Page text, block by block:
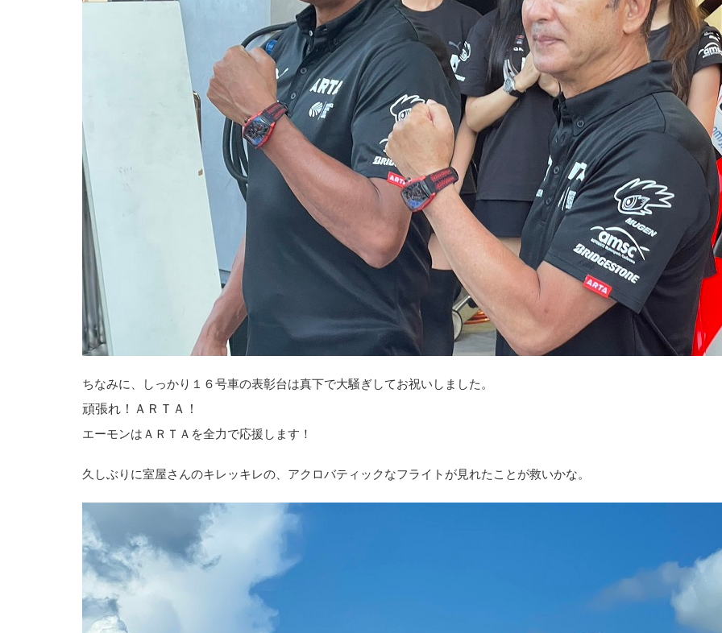
ちなみに、しっかり１６号車の表彰台は真下で大騒ぎしてお祝いしました。
頑張れ！ＡＲＴＡ！
エーモンはＡＲＴＡを全力で応援します！
久しぶりに室屋さんのキレッキレの、アクロバティックなフライトが見れたことが救いかな。